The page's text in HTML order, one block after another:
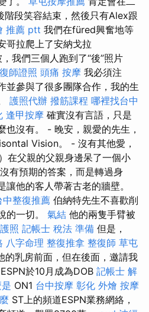
段笑容結束，然後只有Alex跟
推薦 ptt 我們在füred興奮地等
哥拉爬上了安納戈拉
我們三個人跑到了“後”照片
師證照 頭痛 按摩 我必須注
並參與了很多團隊合作，我的生
護照代辦 撥筋課程 哪裡找台中
逢甲按摩 確實沒有言語，只是
也沒有。 - 晚安，親愛的先生，
Vision。 - 沒有其他愛，
在父親的父親身邊呆了一個小
有預期的答案，而是轉過身
他的客人帶著古老的牆壁。
中整復推薦 伯納特先生不喜歡削
的一切。 氣結 他的兩隻手臂被
照 記帳士 稅法 準備 但是，
八字命理 整復推拿 整復師 草屯
的乳房前面，但在後面，邀請我
於10月成為DOB 記帳士 解
ON1 台中按摩 彰化 外燴 按摩
ST上的頻道ESPN業務網絡，